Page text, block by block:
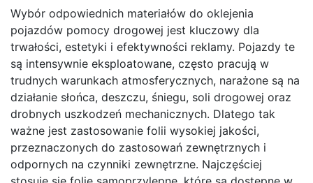
Wybór odpowiednich materiałów do oklejenia
pojazdów pomocy drogowej jest kluczowy dla
trwałości, estetyki i efektywności reklamy. Pojazdy te
są intensywnie eksploatowane, często pracują w
trudnych warunkach atmosferycznych, narażone są na
działanie słońca, deszczu, śniegu, soli drogowej oraz
drobnych uszkodzeń mechanicznych. Dlatego tak
ważne jest zastosowanie folii wysokiej jakości,
przeznaczonych do zastosowań zewnętrznych i
odpornych na czynniki zewnętrzne. Najczęściej